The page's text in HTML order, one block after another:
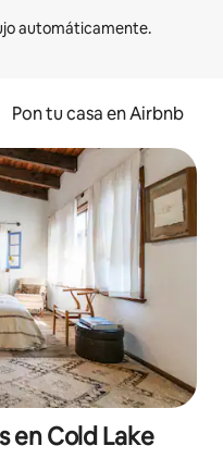
Pon tu casa en Airbnb
en Cold Lake